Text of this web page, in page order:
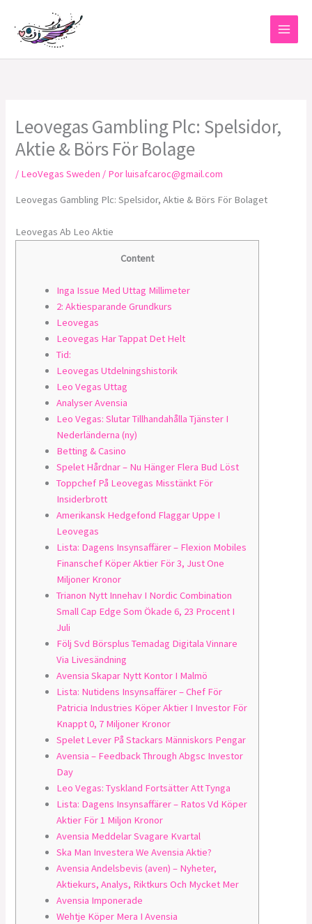
contenido
Leovegas Gambling Plc: Spelsidor,
Aktie & Börs För Bolage
/ LeoVegas Sweden / Porluisafcaroc@gmail.com
Leovegas Gambling Plc: Spelsidor, Aktie & Börs För Bolaget
Leovegas Ab Leo Aktie
Content
Inga Issue Med Uttag Millimeter
2: Aktiesparande Grundkurs
Leovegas
Leovegas Har Tappat Det Helt
Tid:
Leovegas Utdelningshistorik
Leo Vegas Uttag
Analyser Avensia
Leo Vegas: Slutar Tillhandahålla Tjänster I
Nederländerna (ny)
Betting & Casino
Spelet Hårdnar – Nu Hänger Flera Bud Löst
Toppchef På Leovegas Misstänkt För
Insiderbrott
Amerikansk Hedgefond Flaggar Uppe I
Leovegas
Lista: Dagens Insynsaffärer – Flexion Mobiles
Finanschef Köper Aktier För 3, Just One
Miljoner Kronor
Trianon Nytt Innehav I Nordic Combination
Small Cap Edge Som Ökade 6, 23 Procent I
Juli
Följ Svd Börsplus Temadag Digitala Vinnare
Via Livesändning
Avensia Skapar Nytt Kontor I Malmö
Lista: Nutidens Insynsaffärer – Chef För
Patricia Industries Köper Aktier I Investor För
Knappt 0, 7 Miljoner Kronor
Spelet Lever På Stackars Människors Pengar
Avensia – Feedback Through Abgsc Investor
Day
Leo Vegas: Tyskland Fortsätter Att Tynga
Lista: Dagens Insynsaffärer – Ratos Vd Köper
Aktier För 1 Miljon Kronor
Avensia Meddelar Svagare Kvartal
Ska Man Investera We Avensia Aktie?
Avensia Andelsbevis (aven) – Nyheter,
Aktiekurs, Analys, Riktkurs Och Mycket Mer
Avensia Imponerade
Wehtje Köper Mera I Avensia